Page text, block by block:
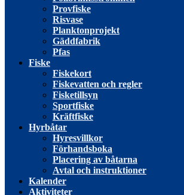
Provfiske
Risvase
Planktonprojekt
Gäddfabrik
Pfas
Fiske
Fiskekort
Fiskevatten och regler
Fisketillsyn
Sportfiske
Kräftfiske
Hyrbåtar
Hyresvillkor
Förhandsboka
Placering av båtarna
Avtal och instruktioner
Kalender
Aktiviteter